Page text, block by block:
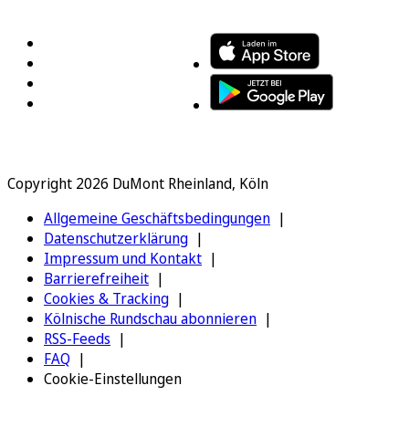
Copyright 2026 DuMont Rheinland, Köln
Allgemeine Geschäftsbedingungen
Datenschutzerklärung
Impressum und Kontakt
Barrierefreiheit
Cookies & Tracking
Kölnische Rundschau abonnieren
RSS-Feeds
FAQ
Cookie-Einstellungen